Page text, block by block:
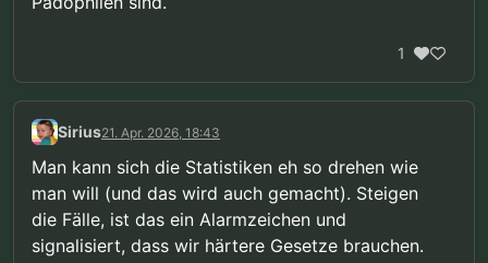
1
Sirius21. Apr. 2026, 18:43
Man kann sich die Statistiken eh so drehen wie
man will (und das wird auch gemacht). Steigen
die Fälle, ist das ein Alarmzeichen und
signalisiert, dass wir härtere Gesetze brauchen.